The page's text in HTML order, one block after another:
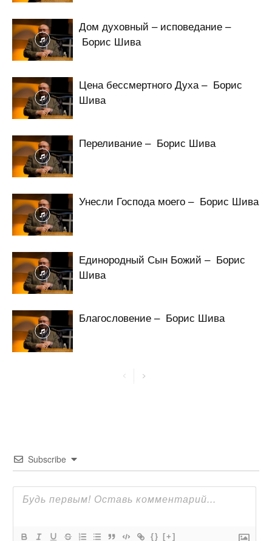
Дом духовный – исповедание –
Борис Шива
Цена бессмертного Духа – Борис
Шива
Переливание – Борис Шива
Унесли Господа моего – Борис Шива
Единородный Сын Божий – Борис
Шива
Благословение – Борис Шива
Subscribe
{} [+]